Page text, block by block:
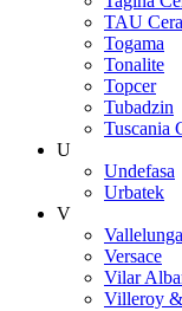
TAU
Togama
Tonalite
Topcer
Tubadzin
Tuscania
U
Undefasa
Urbatek
V
Versace
Vilar
Villeroy